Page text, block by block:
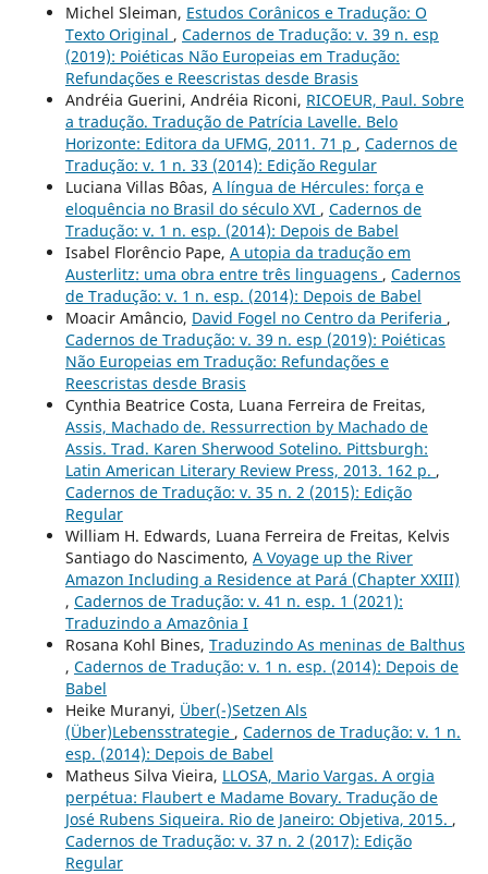
Michel Sleiman, Estudos Corânicos e Tradução: O
Texto Original , Cadernos de Tradução: v. 39 n. esp
(2019): Poiéticas Não Europeias em Tradução:
Refundações e Reescristas desde Brasis
Andréia Guerini, Andréia Riconi, RICOEUR, Paul. Sobre
a tradução. Tradução de Patrícia Lavelle. Belo
Horizonte: Editora da UFMG, 2011. 71 p , Cadernos de
Tradução: v. 1 n. 33 (2014): Edição Regular
Luciana Villas Bôas, A língua de Hércules: força e
eloquência no Brasil do século XVI , Cadernos de
Tradução: v. 1 n. esp. (2014): Depois de Babel
Isabel Florêncio Pape, A utopia da tradução em
Austerlitz: uma obra entre três linguagens , Cadernos
de Tradução: v. 1 n. esp. (2014): Depois de Babel
Moacir Amâncio, David Fogel no Centro da Periferia ,
Cadernos de Tradução: v. 39 n. esp (2019): Poiéticas
Não Europeias em Tradução: Refundações e
Reescristas desde Brasis
Cynthia Beatrice Costa, Luana Ferreira de Freitas,
Assis, Machado de. Ressurrection by Machado de
Assis. Trad. Karen Sherwood Sotelino. Pittsburgh:
Latin American Literary Review Press, 2013. 162 p. ,
Cadernos de Tradução: v. 35 n. 2 (2015): Edição
Regular
William H. Edwards, Luana Ferreira de Freitas, Kelvis
Santiago do Nascimento, A Voyage up the River
Amazon Including a Residence at Pará (Chapter XXIII)
, Cadernos de Tradução: v. 41 n. esp. 1 (2021):
Traduzindo a Amazônia I
Rosana Kohl Bines, Traduzindo As meninas de Balthus
, Cadernos de Tradução: v. 1 n. esp. (2014): Depois de
Babel
Heike Muranyi, Über(-)Setzen Als
(Über)Lebensstrategie , Cadernos de Tradução: v. 1 n.
esp. (2014): Depois de Babel
Matheus Silva Vieira, LLOSA, Mario Vargas. A orgia
perpétua: Flaubert e Madame Bovary. Tradução de
José Rubens Siqueira. Rio de Janeiro: Objetiva, 2015. ,
Cadernos de Tradução: v. 37 n. 2 (2017): Edição
Regular